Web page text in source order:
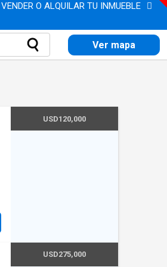
VENDER O ALQUILAR TU INMUEBLE
Ver mapa
USD120,000
USD275,000